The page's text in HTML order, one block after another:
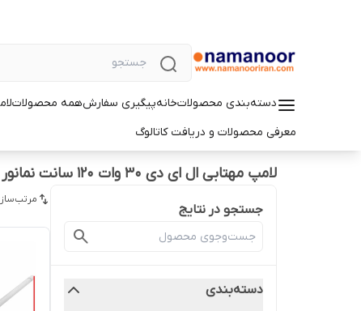
دسته‌بندی محصولاتخانهپیگیری سفارشهمه محصولات
معرفی محصولات و دریافت کاتالوگ
لامپ مهتابی ال ای دی 30 وات 120 سانت نمانور
جستجو در نتایج
دسته‌بندی